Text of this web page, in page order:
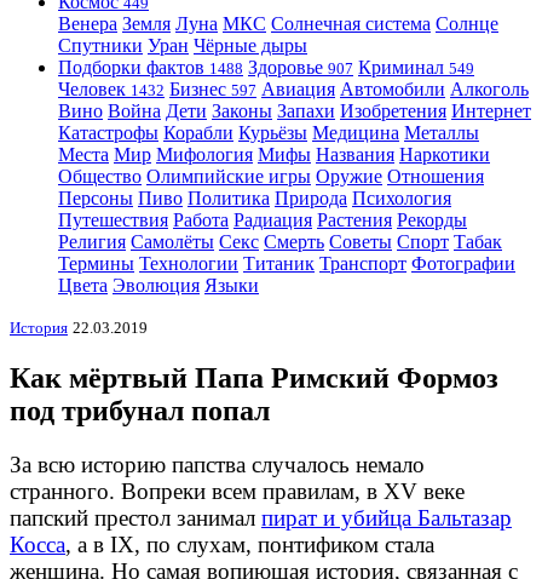
Венера Земля Луна МКС Солнечная система Солнце
Спутники Уран Чёрные дыры
Подборки фактов 1488 Здоровье 907 Криминал 549
Человек 1432 Бизнес 597 Авиация Автомобили Алкоголь
Вино Война Дети Законы Запахи Изобретения Интернет
Катастрофы Корабли Курьёзы Медицина Металлы
Места Мир Мифология Мифы Названия Наркотики
Общество Олимпийские игры Оружие Отношения
Персоны Пиво Политика Природа Психология
Путешествия Работа Радиация Растения Рекорды
Религия Самолёты Секс Смерть Советы Спорт Табак
Термины Технологии Титаник Транспорт Фотографии
Цвета Эволюция Языки
История 22.03.2019
Как мёртвый Папа Римский Формоз
под трибунал попал
За всю историю папства случалось немало
странного. Вопреки всем правилам, в XV веке
папский престол занимал пират и убийца Бальтазар
Косса, а в IX, по слухам, понтификом стала
женщина. Но самая вопиющая история, связанная с